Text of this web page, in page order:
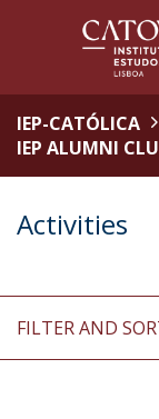
IEP-CATÓLICA
IEP ALUMNI
Activities
FILTER AND